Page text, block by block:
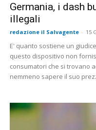
Germania, i dash
illegali
redazione il Salvagente - 15
E' quanto sostiene un
questo dispositivo non
consumatori che si trovano
nemmeno sapere il suo